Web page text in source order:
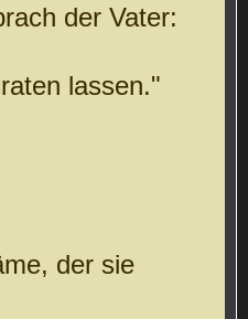
der Vater:
lassen."
der sie